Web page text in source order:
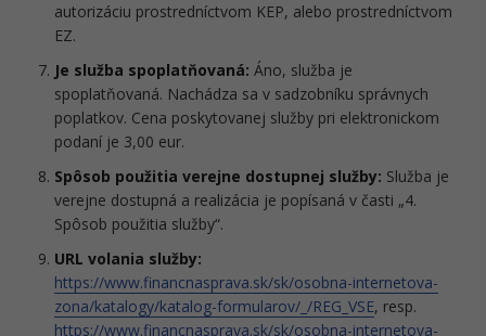
autorizáciu prostredníctvom KEP, alebo prostredníctvom
EZ.
Je služba spoplatňovaná: Áno, služba je
spoplatňovaná. Nachádza sa v sadzobníku správnych
poplatkov. Cena poskytovanej služby pri elektronickom
podaní je 3,00 eur.
Spôsob použitia verejne dostupnej služby: Služba je
verejne dostupná a realizácia je popísaná v časti „4.
Spôsob použitia služby“.
URL volania služby:
https://www.financnasprava.sk/sk/osobna-internetova-
zona/katalogy/katalog-formularov/_/REG_VSE, resp.
https://www.financnasprava.sk/sk/osobna-internetova-